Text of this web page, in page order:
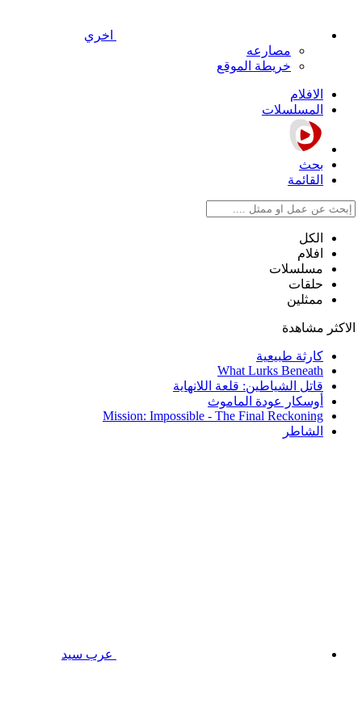
اخري
مصارعه
خريطة الموقع
الافلام
المسلسلات
بحث
القائمة
الكل
افلام
مسلسلات
حلقات
ممثلين
الاكثر مشاهدة
كارثة طبيعية
What Lurks Beneath
قاتل الشياطين: قلعة اللانهاية
أوسكار عودة الماموث
Mission: Impossible - The Final Reckoning
الشاطر
عرب سيد